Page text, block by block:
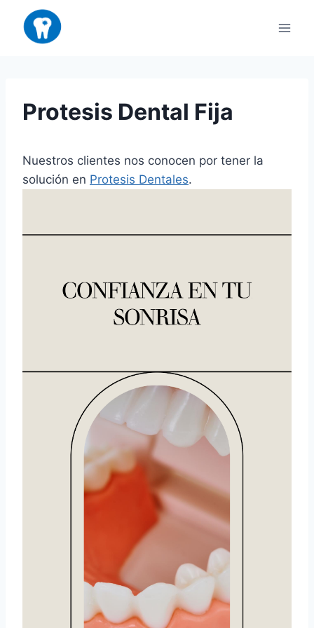
Saltar
contenido
Protesis Dental Fija
Nuestros clientes nos conocen por tener la
solución en Protesis Dentales.